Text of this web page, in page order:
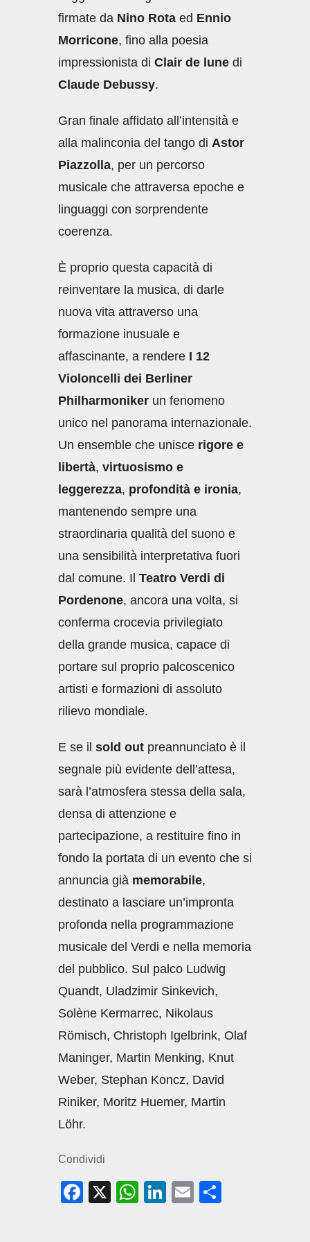
firmate da Nino Rota ed Ennio
Morricone, fino alla poesia
impressionista di Clair de lune di
Claude Debussy.
Gran finale affidato all’intensità e
alla malinconia del tango di Astor
Piazzolla, per un percorso
musicale che attraversa epoche e
linguaggi con sorprendente
coerenza.
È proprio questa capacità di
reinventare la musica, di darle
nuova vita attraverso una
formazione inusuale e
affascinante, a rendere I 12
Violoncelli dei Berliner
Philharmoniker un fenomeno
unico nel panorama internazionale.
Un ensemble che unisce rigore e
libertà, virtuosismo e
leggerezza, profondità e ironia,
mantenendo sempre una
straordinaria qualità del suono e
una sensibilità interpretativa fuori
dal comune. Il Teatro Verdi di
Pordenone, ancora una volta, si
conferma crocevia privilegiato
della grande musica, capace di
portare sul proprio palcoscenico
artisti e formazioni di assoluto
rilievo mondiale.
E se il sold out preannunciato è il
segnale più evidente dell’attesa,
sarà l’atmosfera stessa della sala,
densa di attenzione e
partecipazione, a restituire fino in
fondo la portata di un evento che si
annuncia già memorabile,
destinato a lasciare un’impronta
profonda nella programmazione
musicale del Verdi e nella memoria
del pubblico. Sul palco Ludwig
Quandt, Uladzimir Sinkevich,
Solène Kermarrec, Nikolaus
Römisch, Christoph Igelbrink, Olaf
Maninger, Martin Menking, Knut
Weber, Stephan Koncz, David
Riniker, Moritz Huemer, Martin
Löhr.
Condividi
F
X
W
Li
E